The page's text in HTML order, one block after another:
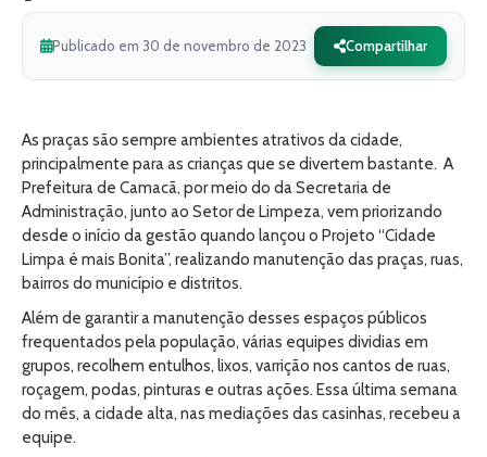
Publicado em 30 de novembro de 2023 Compartilhar
As praças são sempre ambientes atrativos da cidade,
principalmente para as crianças que se divertem bastante. A
Prefeitura de Camacã, por meio do da Secretaria de
Administração, junto ao Setor de Limpeza, vem priorizando
desde o início da gestão quando lançou o Projeto “Cidade
Limpa é mais Bonita”, realizando manutenção das praças, ruas,
bairros do município e distritos.
Além de garantir a manutenção desses espaços públicos
frequentados pela população, várias equipes dividias em
grupos, recolhem entulhos, lixos, varrição nos cantos de ruas,
roçagem, podas, pinturas e outras ações. Essa última semana
do mês, a cidade alta, nas mediações das casinhas, recebeu a
equipe.